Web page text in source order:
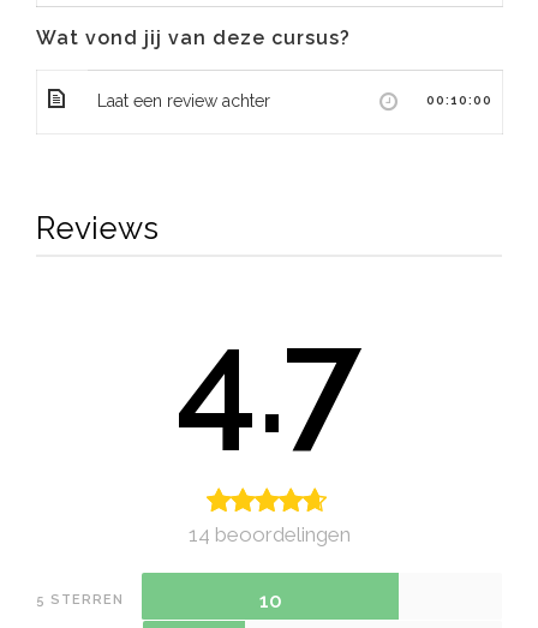
Wat vond jij van deze cursus?
Laat een review achter 00:10:00
Reviews
4.7
14 beoordelingen
5 STERREN 10